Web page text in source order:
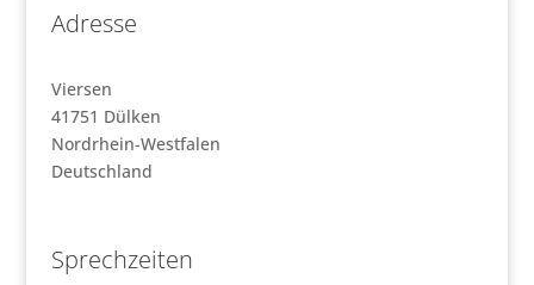
Adresse
Viersen
41751 Dülken
Nordrhein-Westfalen
Deutschland
Sprechzeiten